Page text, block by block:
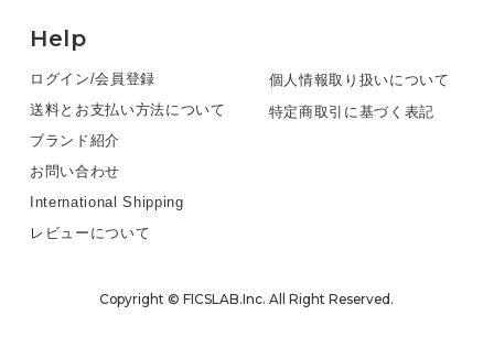
Help
ログイン/会員登録
送料とお支払い方法について
ブランド紹介
お問い合わせ
International Shipping
レビューについて
個人情報取り扱いについて
特定商取引に基づく表記
Copyright © FICSLAB.Inc. All Right Reserved.